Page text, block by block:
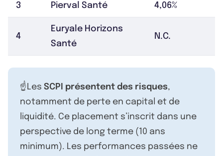
3 Pierval Santé 4,06%
4
Euryale Horizons
Santé
N.C.
☝️Les SCPI présentent des risques,
notamment de perte en capital et de
liquidité. Ce placement s’inscrit dans une
perspective de long terme (10 ans
minimum). Les performances passées ne